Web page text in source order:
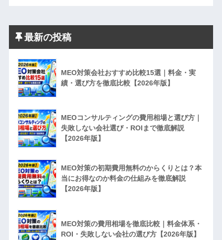
最新の投稿
MEO対策会社おすすめ比較15選｜料金・実
績・選び方を徹底比較【2026年版】
MEOコンサルティングの費用相場と選び方｜
失敗しない会社選び・ROIまで徹底解説
【2026年版】
MEO対策の初期費用無料のからくりとは？本
当にお得なのか料金の仕組みを徹底解説
【2026年版】
MEO対策の費用相場を徹底比較｜料金体系・
ROI・失敗しない会社の選び方【2026年版】